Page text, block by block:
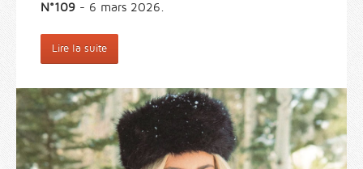
N°109 - 6 mars 2026.
Lire la suite